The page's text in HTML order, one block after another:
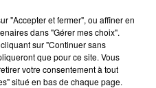
"Accepter et fermer", ou affiner en
dans "Gérer mes choix".
sur "Continuer sans
que pour ce site. Vous
votre consentement à tout
situé en bas de chaque page.